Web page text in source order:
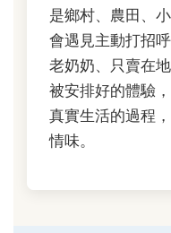
是鄉村、農田、
會遇見主動打招
老奶奶、只賣在
被安排好的體驗
真實生活的過程
情味。